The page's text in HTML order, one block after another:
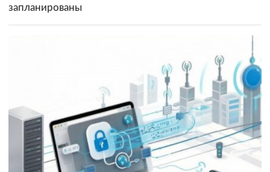
запланированы